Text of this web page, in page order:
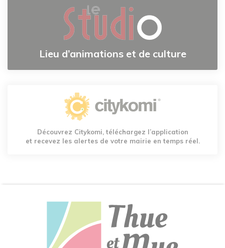
Lieu d’animations et de culture
Découvrez Citykomi, téléchargez l’application
et recevez les alertes de votre mairie en temps réel.